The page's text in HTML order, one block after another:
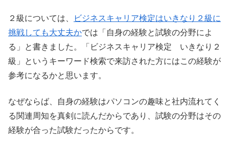
２級については、
ビジネスキャリア検定はいきなり２級に
挑戦しても大丈夫かでは「自身の経験と試験の分野によ
る」と書きました。「ビジネスキャリア検定 いきなり２
級」というキーワード検索で来訪された方にはこの経験が
参考になるかと思います。
なぜならば、自身の経験はパソコンの趣味と社内流れてく
る関連周知を真剣に読んだからであり、試験の分野はその
経験が合った試験だったからです。